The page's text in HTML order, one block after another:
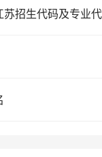
招生代码及专业